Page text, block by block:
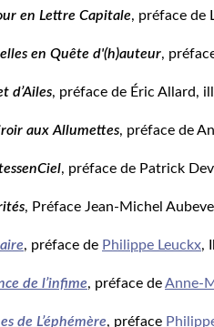
en Lettre Capitale, préface de
en Quête d'(h)auteur,
d’Ailes, préface de Éric Allard,
aux Allumettes, préface de
, préface de Patrick
, Préface Jean-Michel
, préface de Philippe Leuckx,
de l’infime, préface deAnne-
de L’éphémère, préface